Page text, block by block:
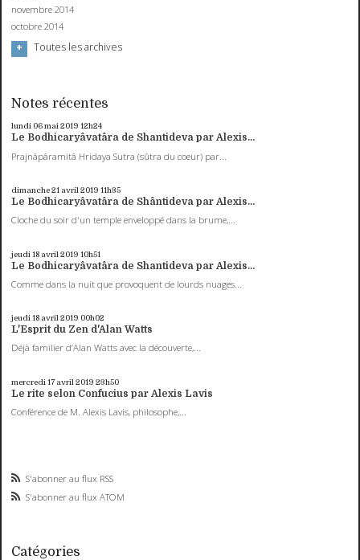
novembre 2014
octobre 2014
Toutes les archives
Notes récentes
lundi 06mai 2019 12h24
Le Bodhicaryâvatâra de Shantideva par Alexis...
Prajnâpâramitâ Hridaya Sutra (sûtra du coeur) par...
dimanche 21 avril 2019 11h35
Le Bodhicaryâvatâra de Shântideva par Alexis...
Cloche du soir d'un temple enveloppé dans la brume,...
jeudi 18 avril 2019 10h51
Le Bodhicaryâvatâra de Shantideva par Alexis...
Comme dans la nuit que provoquent de lourds nuages...
jeudi 18 avril 2019 00h02
L'Esprit du Zen d'Alan Watts
Déjà familier d’Alan Watts avec la découverte,...
mercredi 17 avril 2019 23h50
Le rite selon Confucius par Alexis Lavis
Conférence de M. Alexis Lavis, philosophe,...
S'abonner au flux RSS
S'abonner au flux ATOM
Catégories